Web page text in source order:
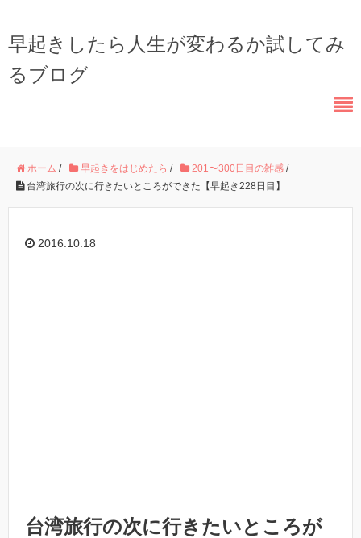
早起きしたら人生が変わるか試してみ
るブログ
ホーム / 早起きをはじめたら / 201〜300日目の雑感 /
台湾旅行の次に行きたいところができた【早起き228日目】
2016.10.18
台湾旅行の次に行きたいところが